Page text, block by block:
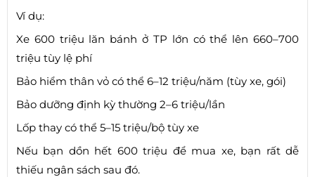
Ví dụ:
Xe 600 triệu lăn bánh ở TP lớn có thể lên 660–700
triệu tùy lệ phí
Bảo hiểm thân vỏ có thể 6–12 triệu/năm (tùy xe, gói)
Bảo dưỡng định kỳ thường 2–6 triệu/lần
Lốp thay có thể 5–15 triệu/bộ tùy xe
Nếu bạn dồn hết 600 triệu để mua xe, bạn rất dễ
thiếu ngân sách sau đó.